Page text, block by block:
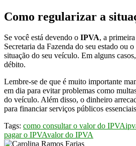
Como regularizar a
Se você está devendo o IPVA, a
Secretaria da Fazenda do seu estado ou
situação do seu veículo. Em alguns
débito.
Lembre-se de que é muito importante
em dia para evitar problemas como
do veículo. Além disso, o dinheiro
para financiar serviços públicos
Tags: como consultar o valor do IPVA
pagar o IPVAvalor do IPVA